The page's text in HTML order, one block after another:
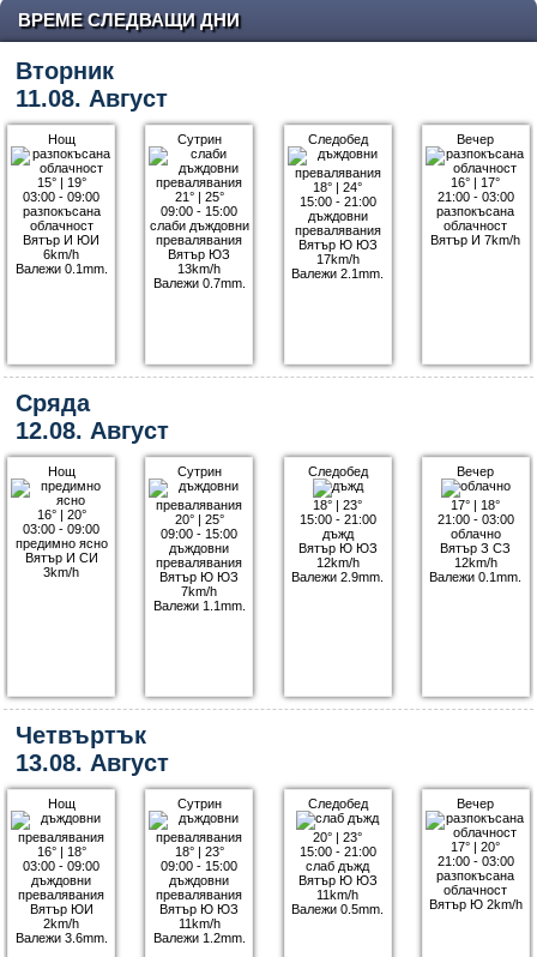
ВРЕМЕ СЛЕДВАЩИ ДНИ
Вторник
11.08. Август
Нощ
15°| 19°
03:00 - 09:00
разпокъсана
облачност
Вятър И ЮИ
6km/h
Валежи 0.1mm.
Сутрин
21°| 25°
09:00 - 15:00
слаби дъждовни
превалявания
Вятър ЮЗ
13km/h
Валежи 0.7mm.
Следобед
18° |24°
15:00 - 21:00
дъждовни
превалявания
Вятър Ю ЮЗ
17km/h
Валежи 2.1mm.
Вечер
16° | 17°
21:00 - 03:00
разпокъсана
облачност
Вятър И 7km/h
Сряда
12.08. Август
Нощ
16°| 20°
03:00 - 09:00
предимно ясно
Вятър И СИ
3km/h
Сутрин
20°| 25°
09:00 - 15:00
дъждовни
превалявания
Вятър Ю ЮЗ
7km/h
Валежи 1.1mm.
Следобед
18° |23°
15:00 - 21:00
дъжд
Вятър Ю ЮЗ
12km/h
Валежи 2.9mm.
Вечер
17° | 18°
21:00 - 03:00
облачно
Вятър З СЗ
12km/h
Валежи 0.1mm.
Четвъртък
13.08. Август
Нощ
16°| 18°
03:00 - 09:00
дъждовни
превалявания
Вятър ЮИ
2km/h
Валежи 3.6mm.
Сутрин
18°| 23°
09:00 - 15:00
дъждовни
превалявания
Вятър Ю ЮЗ
11km/h
Валежи 1.2mm.
Следобед
20° |23°
15:00 - 21:00
слаб дъжд
Вятър Ю ЮЗ
11km/h
Валежи 0.5mm.
Вечер
17° |20°
21:00 - 03:00
разпокъсана
облачност
Вятър Ю 2km/h